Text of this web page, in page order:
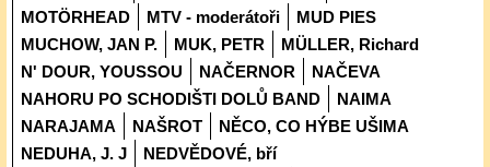
MOTÖRHEAD
MTV - moderátoři
MUD PIES
MUCHOW, JAN P.
MUK, PETR
MÜLLER, Richard
N' DOUR, YOUSSOU
NAČERNOR
NAČEVA
NAHORU PO SCHODIŠTI DOLŮ BAND
NAIMA
NARAJAMA
NAŠROT
NĚCO, CO HÝBE UŠIMA
NEDUHA, J. J
NEDVĚDOVÉ, bří